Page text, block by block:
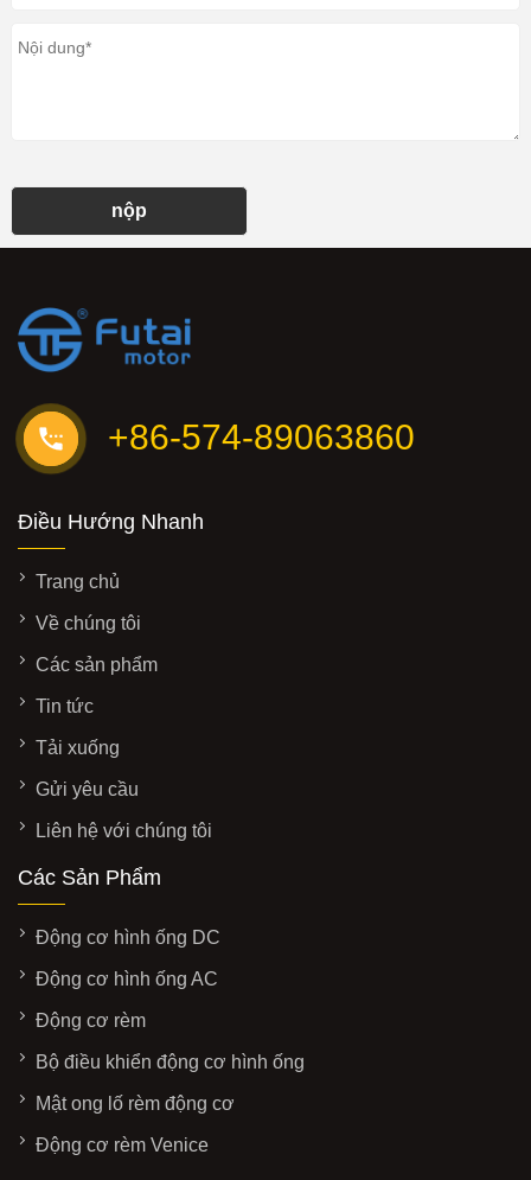
nộp
+86-574-89063860
Điều Hướng Nhanh
Trang chủ
Về chúng tôi
Các sản phẩm
Tin tức
Tải xuống
Gửi yêu cầu
Liên hệ với chúng tôi
Các Sản Phẩm
Động cơ hình ống DC
Động cơ hình ống AC
Động cơ rèm
Bộ điều khiển động cơ hình ống
Mật ong lố rèm động cơ
Động cơ rèm Venice